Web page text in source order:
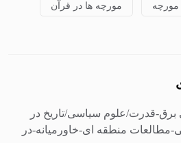
مورچه مورچه ها در قرآن
قدرت/علوم سیاسی/تاریخ در
منطقه ای-خاورمیانه-در